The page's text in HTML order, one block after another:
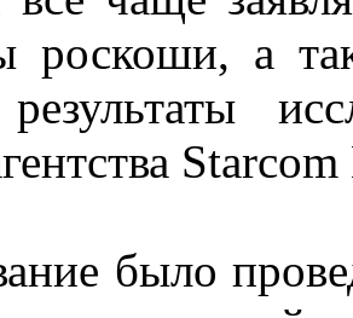
роскоши, а
было